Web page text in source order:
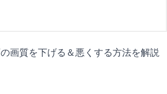
画質を下げる＆悪くする方法を解説